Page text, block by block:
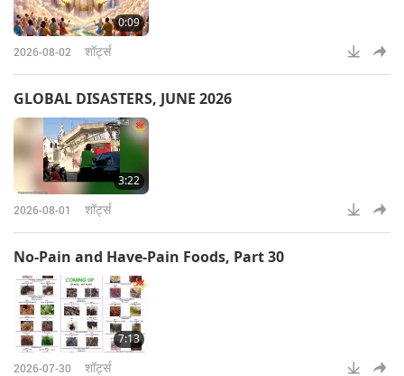
0:09
2026-08-02 शॉर्ट्स
GLOBAL DISASTERS, JUNE 2026
3:22
2026-08-01 शॉर्ट्स
No-Pain and Have-Pain Foods, Part 30
7:13
2026-07-30 शॉर्ट्स